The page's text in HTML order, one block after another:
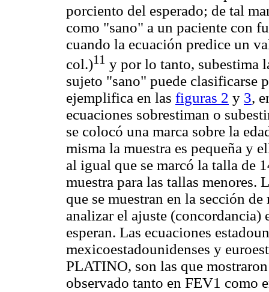
porciento del esperado; de tal
como "sano" a un paciente con
cuando la ecuación predice un
col.)11 y por lo tanto, subestima
sujeto "sano" puede clasificarse
ejemplifica en las figuras 2 y 3,
ecuaciones sobrestiman o
se colocó una marca sobre la
misma la muestra es pequeña y
al igual que se marcó la talla de
muestra para las tallas menores.
que se muestran en la sección
analizar el ajuste (concordancia)
esperan. Las ecuaciones
mexicoestadounidenses y
PLATINO, son las que
observado tanto en FEV1 como